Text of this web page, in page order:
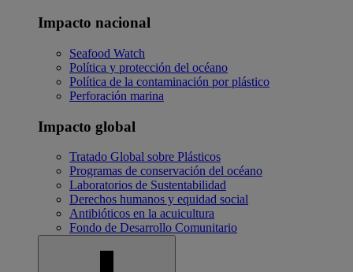
Impacto nacional
Seafood Watch
Política y protección del océano
Política de la contaminación por plástico
Perforación marina
Impacto global
Tratado Global sobre Plásticos
Programas de conservación del océano
Laboratorios de Sustentabilidad
Derechos humanos y equidad social
Antibióticos en la acuicultura
Fondo de Desarrollo Comunitario